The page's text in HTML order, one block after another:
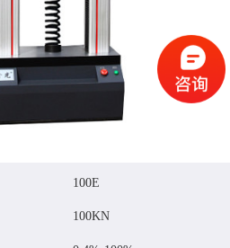
100E
100KN